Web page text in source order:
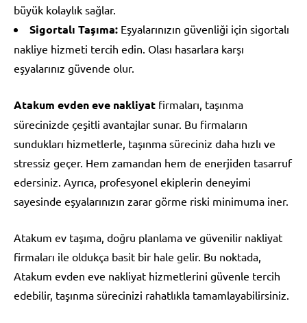
büyük kolaylık sağlar.
Sigortalı Taşıma: Eşyalarınızın güvenliği için sigortalı
nakliye hizmeti tercih edin. Olası hasarlara karşı
eşyalarınız güvende olur.
Atakum evden eve nakliyat firmaları, taşınma
sürecinizde çeşitli avantajlar sunar. Bu firmaların
sundukları hizmetlerle, taşınma süreciniz daha hızlı ve
stressiz geçer. Hem zamandan hem de enerjiden tasarruf
edersiniz. Ayrıca, profesyonel ekiplerin deneyimi
sayesinde eşyalarınızın zarar görme riski minimuma iner.
Atakum ev taşıma, doğru planlama ve güvenilir nakliyat
firmaları ile oldukça basit bir hale gelir. Bu noktada,
Atakum evden eve nakliyat hizmetlerini güvenle tercih
edebilir, taşınma sürecinizi rahatlıkla tamamlayabilirsiniz.